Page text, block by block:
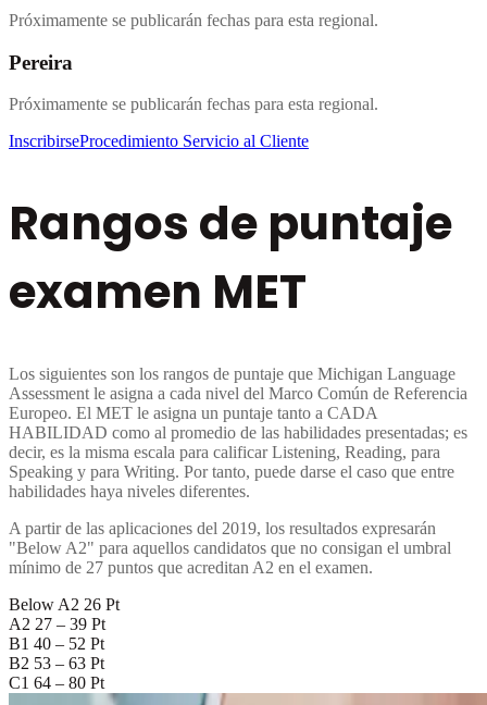
Próximamente se publicarán fechas para esta regional.
Pereira
Próximamente se publicarán fechas para esta regional.
InscribirseProcedimiento Servicio al Cliente
Rangos de puntaje
examen MET
Los siguientes son los rangos de puntaje que Michigan Language
Assessment le asigna a cada nivel del Marco Común de Referencia
Europeo. El MET le asigna un puntaje tanto a CADA
HABILIDAD como al promedio de las habilidades presentadas; es
decir, es la misma escala para calificar Listening, Reading, para
Speaking y para Writing. Por tanto, puede darse el caso que entre
habilidades haya niveles diferentes.
A partir de las aplicaciones del 2019, los resultados expresarán
"Below A2" para aquellos candidatos que no consigan el umbral
mínimo de 27 puntos que acreditan A2 en el examen.
Below A2 26 Pt
A2 27 – 39 Pt
B1 40 – 52 Pt
B2 53 – 63 Pt
C1 64 – 80 Pt